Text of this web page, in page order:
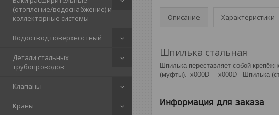
(отопление/водоснабжение) и
коллекторные системы
Водоотвод поверхностный
Детали стальных
трубопроводов
Клапаны
Краны
Описание Характеристики
Шпилька стальная
Шпилька переставляет собой
(муфты)._x000D_ _x000D_ Шпилька
Информация для заказа